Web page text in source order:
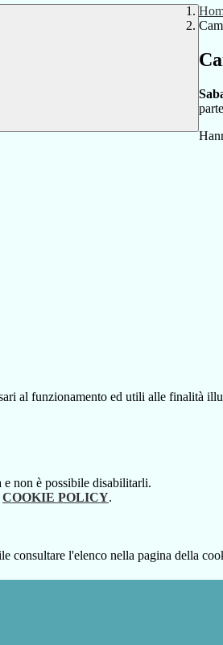
al funzionamento ed utili alle finalità
non è possibile disabilitarli.
COOKIE POLICY.
consultare l'elenco nella pagina della